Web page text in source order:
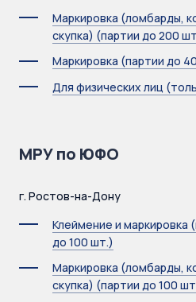
Маркировка (ломбарды,
скупка) (партии до 200
Маркировка (партии до
Для физических лиц
МРУ по ЮФО
г. Ростов-на-Дону
Клеймение и маркировка
до 100 шт.)
Маркировка (ломбарды,
скупка) (партии до 100